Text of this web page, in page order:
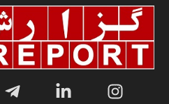
سازمان صنعت،معدن و تجارت